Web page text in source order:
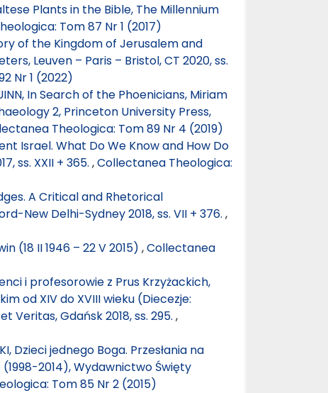
Plants in the Bible, The Millennium
Tom 87 Nr 1 (2017)
of the Kingdom of Jerusalem and
Leuven – Paris – Bristol, CT 2020, ss.
Nr 1 (2022)
In Search of the Phoenicians, Miriam
2, Princeton University Press,
Theologica: Tom 89 Nr 4 (2019)
Israel. What Do We Know and How Do
ss. XXII + 365. ,Collectanea Theologica:
A Critical and Rhetorical
New Delhi-Sydney 2018, ss. VII + 376. ,
(18 II 1946 – 22 V 2015) ,Collectanea
i profesorowie z Prus Krzyżackich,
od XIV do XVIII wieku (Diecezje:
Veritas, Gdańsk 2018, ss. 295. ,
Dzieci jednego Boga. Przesłania na
2014), Wydawnictwo Święty
Tom 85 Nr 2 (2015)